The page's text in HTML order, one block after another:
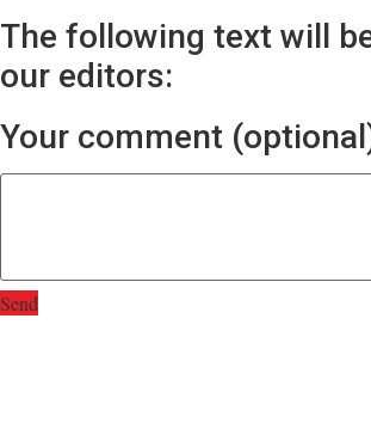
The following text will
our editors:
Your comment
Send